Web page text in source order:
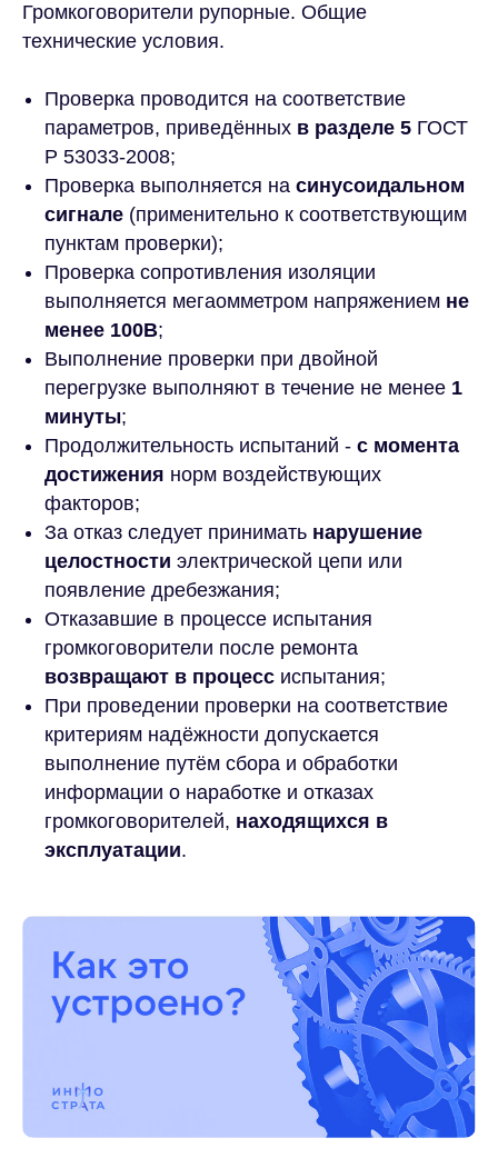
Громкоговорители рупорные. Общие
технические условия.
Проверка проводится на соответствие
параметров, приведённых в разделе 5 ГОСТ
Р 53033-2008;
Проверка выполняется на синусоидальном
сигнале (применительно к соответствующим
пунктам проверки);
Проверка сопротивления изоляции
выполняется мегаомметром напряжением не
менее 100В;
Выполнение проверки при двойной
перегрузке выполняют в течение не менее 1
минуты;
Продолжительность испытаний - с момента
достижения норм воздействующих
факторов;
За отказ следует принимать нарушение
целостности электрической цепи или
появление дребезжания;
Отказавшие в процессе испытания
громкоговорители после ремонта
возвращают в процесс испытания;
При проведении проверки на соответствие
критериям надёжности допускается
выполнение путём сбора и обработки
информации о наработке и отказах
громкоговорителей, находящихся в
эксплуатации.
Ноябрь 2025